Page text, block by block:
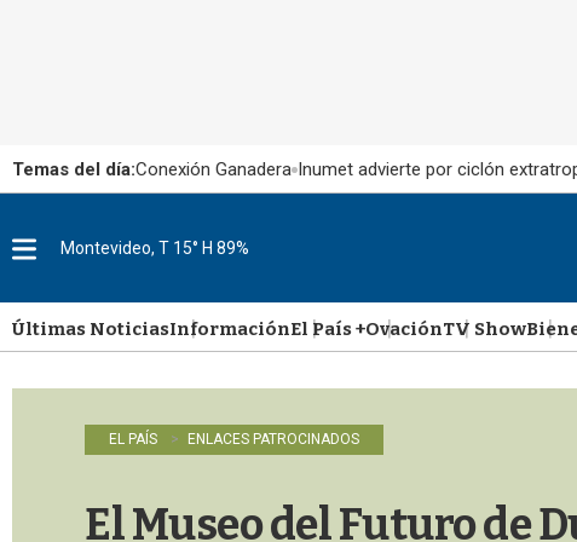
Temas del día:Conexión Ganadera Inumet advierte por ciclón
u
Montevideo, T 15° H 89%
Últimas NoticiasInformaciónEl País +OvaciónTV Show
EL PAÍS ENLACES PATROCINADOS
El Museo del Futuro de